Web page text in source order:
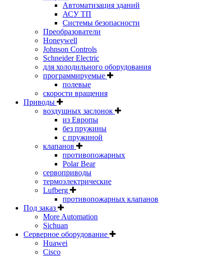
Автоматизация зданий
АСУ ТП
Системы безопасности
Преобразователи
Honeywell
Johnson Controls
Schneider Electric
для холодильного оборудования
программируемые
полевые
скорости вращения
Приводы
воздушных заслонок
из Европы
без пружины
с пружиной
клапанов
противопожарных
Polar Bear
сервоприводы
термоэлектрические
Lufberg
противопожарных клапанов
Под заказ
More Automation
Sichuan
Серверное оборудование
Huawei
Cisco